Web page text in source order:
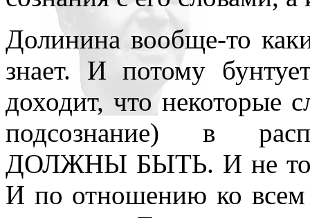
Долинина вообще-то
знает. И потому
доходит, что некоторые
подсознание) в
ДОЛЖНЫ БЫТЬ. И не
И по отношению ко всем